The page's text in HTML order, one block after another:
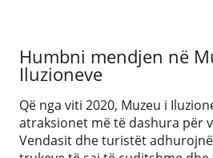
Humbni mendjen në
Iluzioneve
Që nga viti 2020, Muzeu i
atraksionet më të dashura për
Vendasit dhe turistët